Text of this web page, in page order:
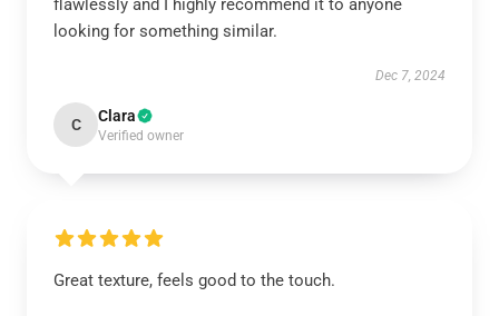
flawlessly and I highly recommend it to anyone
looking for something similar.
Dec 7, 2024
C Clara
Verified owner
Great texture, feels good to the touch.